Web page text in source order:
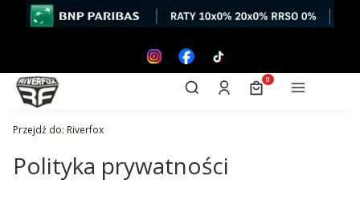
Otwórz wyszukiwarkę
Szukaj Zaloguj sięProdukty w
Koszyk Menu
Przejdź do: Riverfox
Polityka prywatności